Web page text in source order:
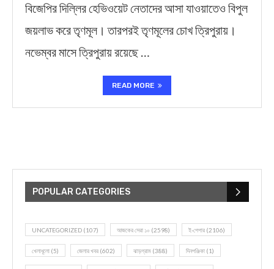
বিজেপির দিল্লির হেভিওয়েট নেতাদের আসা যাওয়াতেও বিপুল
জয়লাভ করে তৃণমূল। তারপরই তৃণমূলের চোখ ত্রিপুরায়।
নভেম্বর মাসে ত্রিপুরায় রয়েছে …
READ MORE
POPULAR CATEGORIES
UNCATEGORIZED (107) আজকের সেরা ১০ (2598) ই-পেপার (2106)
খেলাধূলো (5) জেলার খবর (602) ঝাড়গ্রাম (388) দিনপঞ্জিকা (1)